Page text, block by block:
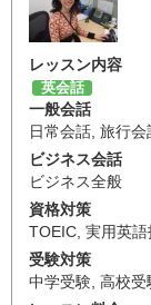
レッスン内容
英会話
一般会話
日常会話, 旅行会
ビジネス会話
ビジネス全般
資格対策
TOEIC, 実用英語
受験対策
中学受験, 高校受